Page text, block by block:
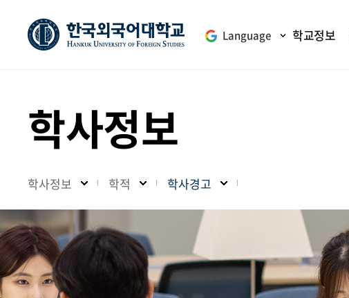
Language 학교정보
학사정보
학사정보 학적 학사경고